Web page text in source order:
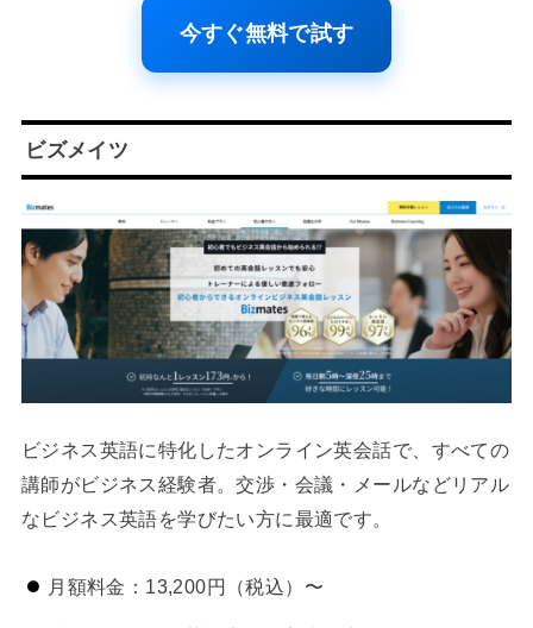
今すぐ無料で試す
ビズメイツ
ビジネス英語に特化したオンライン英会話で、すべての
講師がビジネス経験者。交渉・会議・メールなどリアル
なビジネス英語を学びたい方に最適です。
月額料金：13,200円（税込）〜